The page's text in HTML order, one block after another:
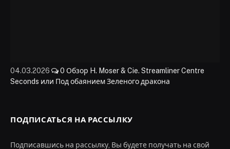
04.03.2026 0 Обзор H. Moser & Cie. Streamliner Centre
Seconds или Под обаянием Зеленого дракона
ПОДПИСАТЬСЯ НА РАССЫЛКУ
Подписавшись на рассылку, Вы будете получать на свой